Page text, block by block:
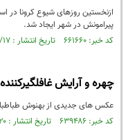
ازنخستین روز‌های شیوع کرونا در
پیرامونش در شهر ایجاد شد.
کد خبر: ۶۶۱۶۶۰ تاریخ انتشار : ۱۳۹۹/۰۱/۱۷
چهره و آرایش
عکس های جدیدی از بهنوش طباطبایی بازیگر 38 ساله
کد خبر: ۶۳۹۴۸۶ تاریخ انتشار : ۱۳۹۸/۰۸/۲۰